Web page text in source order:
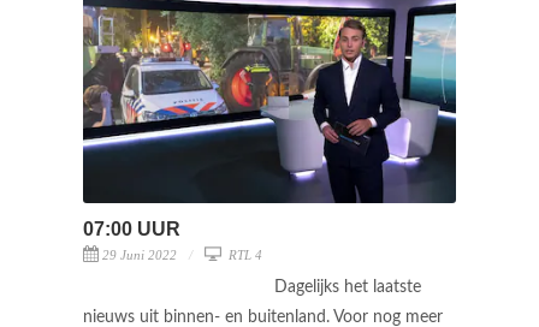
07:00 UUR
29 Juni 2022 RTL 4
Dagelijks het laatste
nieuws uit binnen- en buitenland. Voor nog meer